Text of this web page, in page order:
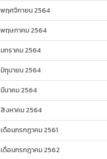
พฤศจิกายน 2564
พฤษภาคม 2564
มกราคม 2564
มิถุนายน 2564
มีนาคม 2564
สิงหาคม 2564
เดือนกรกฎาคม 2561
เดือนกรกฎาคม 2562